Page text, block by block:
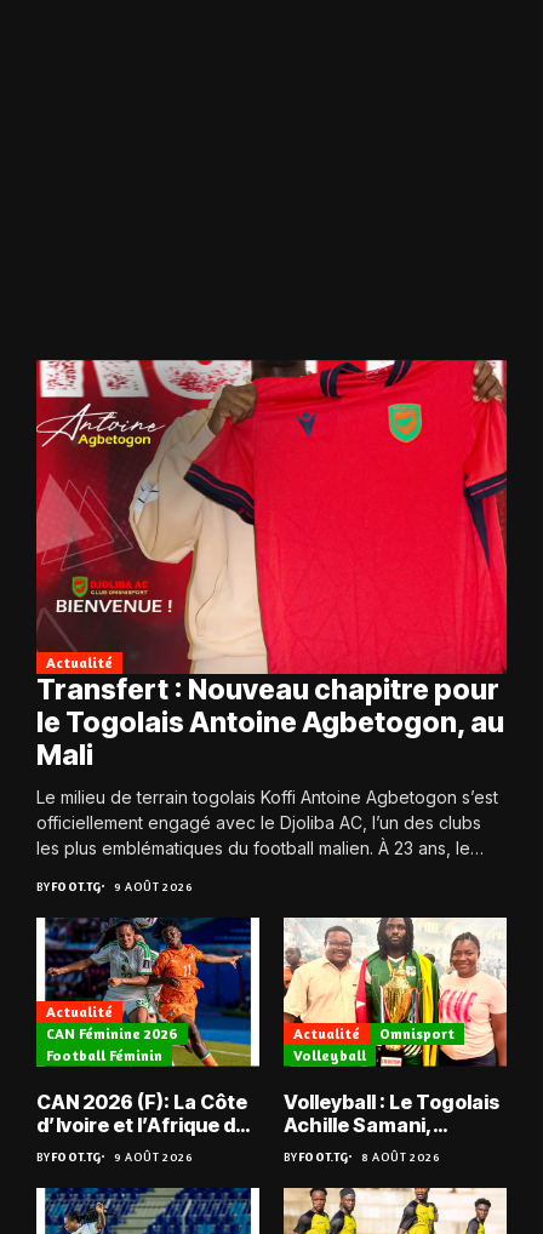
Actualité
Transfert : Nouveau chapitre pour
le Togolais Antoine Agbetogon, au
Mali
Le milieu de terrain togolais Koffi Antoine Agbetogon s’est
officiellement engagé avec le Djoliba AC, l’un des clubs
les plus emblématiques du football malien. À 23 ans, le
BYFOOT.TG 9 AOÛT 2026
Actualité
CAN Féminine 2026
Football Féminin
CAN 2026 (F): La Côte
d’Ivoire et l’Afrique du
Sud tombent
BYFOOT.TG 9 AOÛT 2026
Actualité
Omnisport
Volleyball
Volleyball : Le Togolais
Achille Samani,
champion du Bénin !
BYFOOT.TG 8 AOÛT 2026